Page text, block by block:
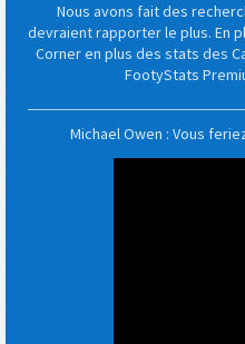
Nous avons fait des
devraient rapporter le plus. En
Corner en plus des stats des
FootyStats
Michael Owen : Vous